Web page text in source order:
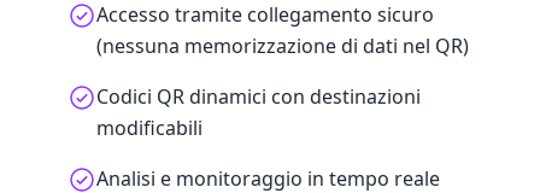
Accesso tramite collegamento sicuro
(nessuna memorizzazione di dati nel QR)
Codici QR dinamici con destinazioni
modificabili
Analisi e monitoraggio in tempo reale